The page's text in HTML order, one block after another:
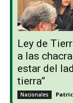
Ley de
a las
estar del
tierra”
Nacionales